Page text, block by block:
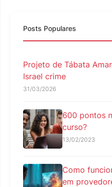
Posts Populares
Projeto de Tábata
Israel crime
31/03/2026
600 pontos
curso?
13/02/2023
Como
em